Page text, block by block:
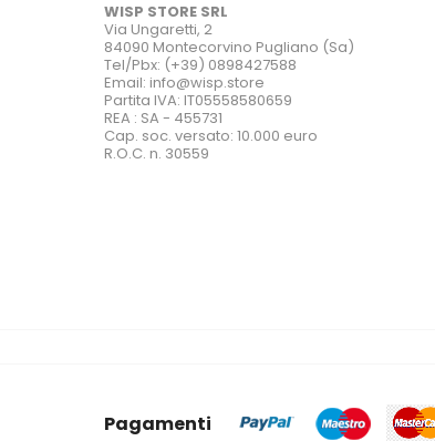
WISP STORE SRL
Via Ungaretti, 2
84090 Montecorvino Pugliano (Sa)
Tel/Pbx: (+39) 0898427588
Email: info@wisp.store
Partita IVA: IT05558580659
REA : SA - 455731
Cap. soc. versato: 10.000 euro
R.O.C. n. 30559
Pagamenti